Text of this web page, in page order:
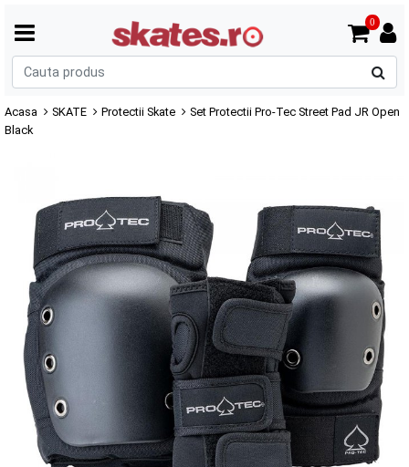
0
Acasa SKATE Protectii Skate
Set Protectii Pro-Tec Street Pad JR Open
Black